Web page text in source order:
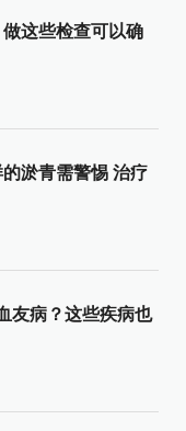
做这些检查可以确
淤青需警惕 治疗
友病？这些疾病也